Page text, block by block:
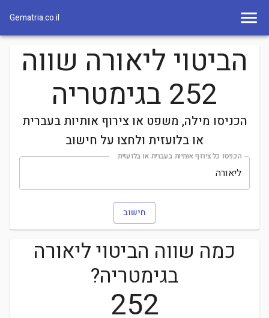
Gematria.co.il
הביטוי ליאורה שווה
252 בגימטריה
הכניסו מילה, משפט או צירוף אותיות בעברית
או בלועזית ולחצו על חישוב
הכניסו כל צירוף אותיות בעברית או בלועזית
חישוב
כמה שווה הביטויליאורה
בגימטריה?
252